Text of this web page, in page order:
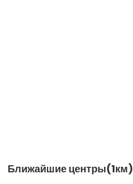
Ближайшие центры(1км)